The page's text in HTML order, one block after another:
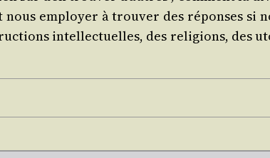
employer à trou­ver des réponses si
intel­lec­tuelles, des reli­gions, des